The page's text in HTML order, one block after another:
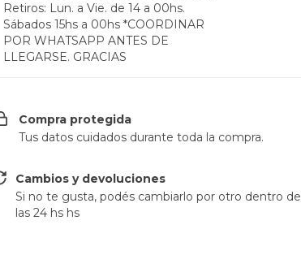
Retiros: Lun. a Vie. de 14 a 00hs.
Sábados 15hs a 00hs *COORDINAR
POR WHATSAPP ANTES DE
LLEGARSE. GRACIAS
Compra protegida
Tus datos cuidados durante toda la compra.
Cambios y devoluciones
Si no te gusta, podés cambiarlo por otro dentro de
las 24 hs hs